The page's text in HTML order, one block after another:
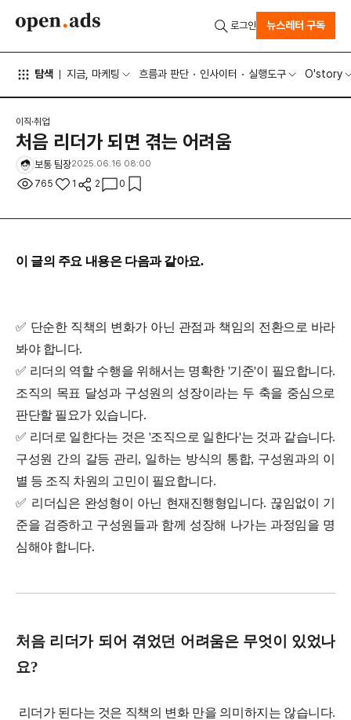
탐색 지금, 마케팅 흐름과 판단 인사이터 실행도구 O'story
로그인 뉴스레터 구독
이직·취업
처음 리더가 되면 겪는 어려움
보통 팀장2025.06.16 08:00
765 1 2 0
이 글의 주요 내용은 다음과 같아요.
✅ 단순한 직책의 변화가 아닌 관점과 책임의 전환으로 바라
봐야 합니다.
✅ 리더의 역할 수행을 위해서는 명확한 '기준'이 필요합니다.
조직의 목표 달성과 구성원의 성장이라는 두 축을 중심으로
판단할 필요가 있습니다.
✅ 리더로 일한다는 것은 '조직으로 일한다'는 것과 같습니다.
구성원 간의 갈등 관리, 일하는 방식의 통합, 구성원과의 이
별 등 조직 차원의 고민이 필요합니다.
✅ 리더십은 완성형이 아닌 현재진행형입니다. 끊임없이 기
준을 검증하고 구성원들과 함께 성장해 나가는 과정임을 명
심해야 합니다.
처음 리더가 되어 겪었던 어려움은 무엇이 있었나
요?
리더가 된다는 것은 직책의 변화 만을 의미하지는 않습니다.